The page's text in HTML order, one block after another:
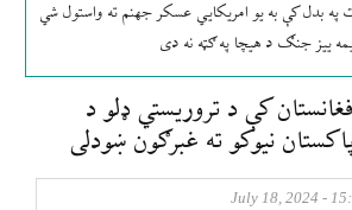
په بدل کې به یو امریکایي عسکر جهنم ته واستول شي
ییز جنګ د هیچا په ګټه نه دی
کې د تروریستي ډلو د
پاکستان نیوکو ته غبرګون ښودلی
15:33 -